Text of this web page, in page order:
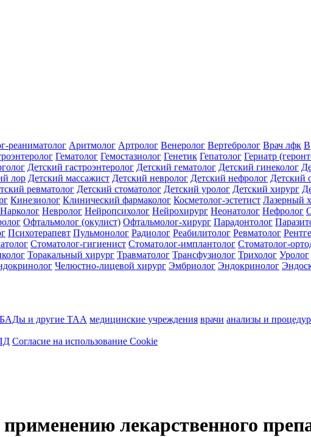
реаниматолог Аритмолог Артролог Венеролог Вертебролог Врач лфк
Гематолог Гемостазиолог Генетик Гепатолог Гериатр
Детский гастроэнтеролог Детский гематолог Детский гинеколог
лор Детский массажист Детский невролог Детский нефролог Детский
ревматолог Детский стоматолог Детский уролог Детский хирург
Кинезиолог Клинический фармаколог Косметолог-эстетист Лазерный
Нарколог Невролог Нейропсихолог Нейрохирург Неонатолог Нефролог
Офтальмолог (окулист) Офтальмолог-хирург Парадонтолог
Психотерапевт Пульмонолог Радиолог Реабилитолог Ревматолог
Стоматолог-гигиенист Стоматолог-имплантолог Стоматолог-
Торакальный хирург Травматолог Трансфузиолог Трихолог Уролог
Челюстно-лицевой хирург Эмбриолог Эндокринолог
БАДы и другие ТАА медицинские учреждения врачи анализы и
Согласие на использование Cookie
лекарственного